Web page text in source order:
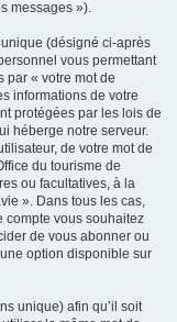
messages »).
(désigné ci-après
vous permettant
par « votre mot de
informations de votre
protégées par les lois de
héberge notre serveur.
de votre mot de
du tourisme de
ou facultatives, à la
». Dans tous les cas,
compte vous souhaitez
de vous abonner ou
option disponible sur
unique) afin qu’il soit